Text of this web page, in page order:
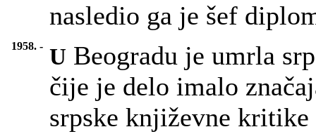
nasledio ga je šef
1958. - U Beogradu je umrla
čije je delo imalo
srpske književne